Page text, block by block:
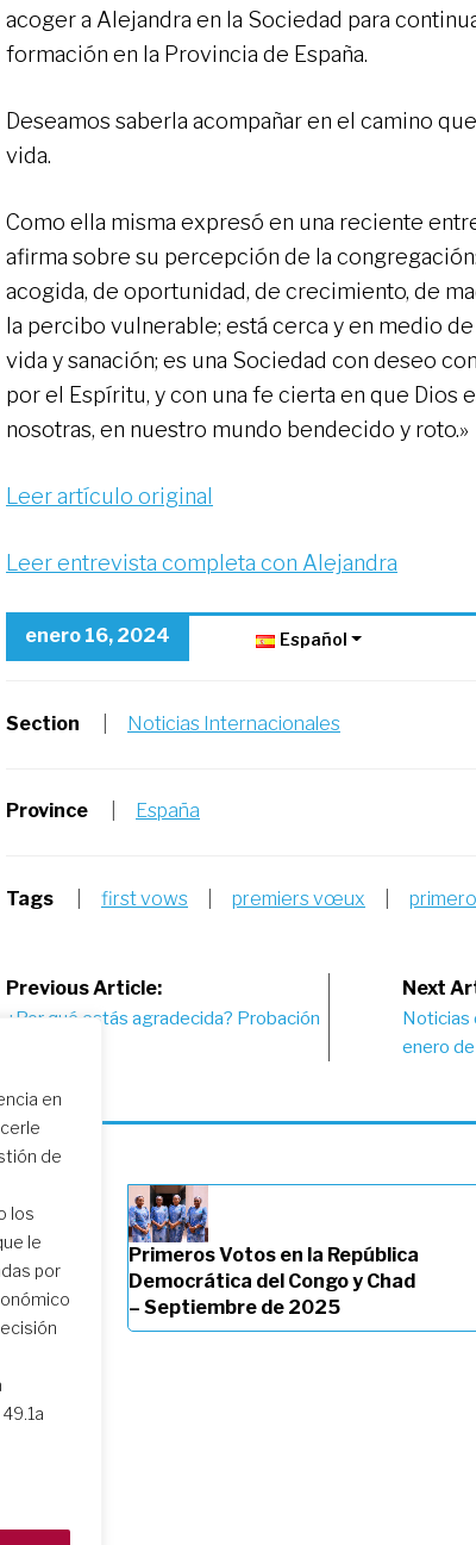
en
de
los
le
por
acoger a Alejandra en la Sociedad para
formación en la Provincia de España.
Deseamos saberla acompañar en el camino
vida.
Como ella misma expresó en una reciente
afirma sobre su percepción de la
acogida, de oportunidad, de crecimiento, de
la percibo vulnerable; está cerca y en medio
vida y sanación; es una Sociedad con deseo
por el Espíritu, y con una fe cierta en que Dios
nosotras, en nuestro mundo bendecido y roto.»
Leer artículo original
Leer entrevista completa con Alejandra
enero 16, 2024 Español
Section Noticias Internacionales
Province España
Tags first vows premiers vœux
Post
Previous Article:
¿Por qué estás agradecida? Probación
Next
Noticias
enero
Primeros Votos en la República
Democrática del Congo y Chad
– Septiembre de 2025